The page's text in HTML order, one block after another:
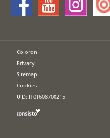
Coloron
Privacy
Sitemap
Cookies
UID: IT01608700215